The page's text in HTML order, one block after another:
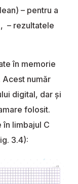
– pentru a
, – rezultatele
în memorie
Acest număr
digital, dar și
folosit.
limbajul C
3.4):